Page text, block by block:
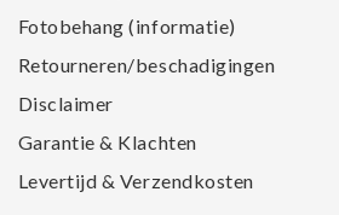
Fotobehang (informatie)
Retourneren/beschadigingen
Disclaimer
Garantie & Klachten
Levertijd & Verzendkosten